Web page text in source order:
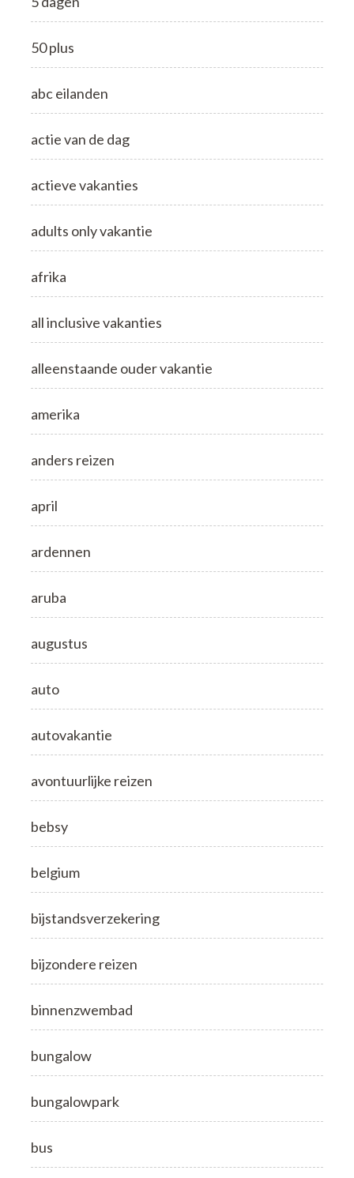
50 plus
abc eilanden
actie van de dag
actieve vakanties
adults only vakantie
afrika
all inclusive vakanties
alleenstaande ouder vakantie
amerika
anders reizen
april
ardennen
aruba
augustus
auto
autovakantie
avontuurlijke reizen
bebsy
belgium
bijstandsverzekering
bijzondere reizen
binnenzwembad
bungalow
bungalowpark
bus